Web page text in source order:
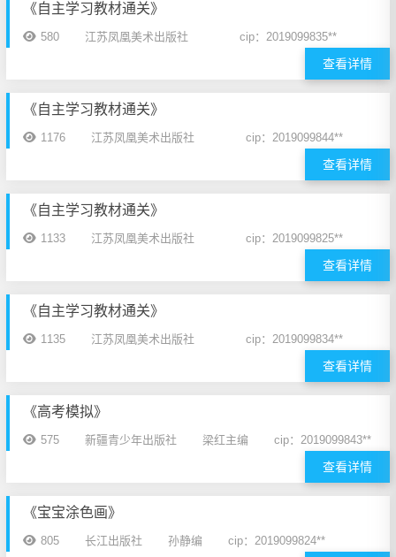
《自主学习教材通关》
580 江苏凤凰美术出版社 cip：2019099835**
查看详情
《自主学习教材通关》
1176 江苏凤凰美术出版社 cip：2019099844**
查看详情
《自主学习教材通关》
1133 江苏凤凰美术出版社 cip：2019099825**
查看详情
《自主学习教材通关》
1135 江苏凤凰美术出版社 cip：2019099834**
查看详情
《高考模拟》
575 新疆青少年出版社 梁红主编 cip：2019099843**
查看详情
《宝宝涂色画》
805 长江出版社 孙静编 cip：2019099824**